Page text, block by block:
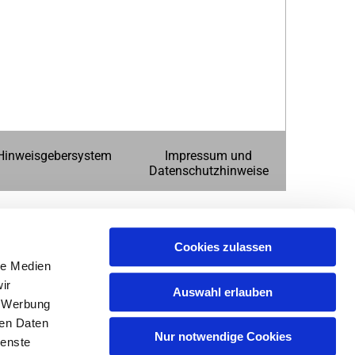
Medien
Daten
Cookies zulassen
Auswahl erlauben
Nur notwendige Cookies
Impressum und
Datenschutzhinweise